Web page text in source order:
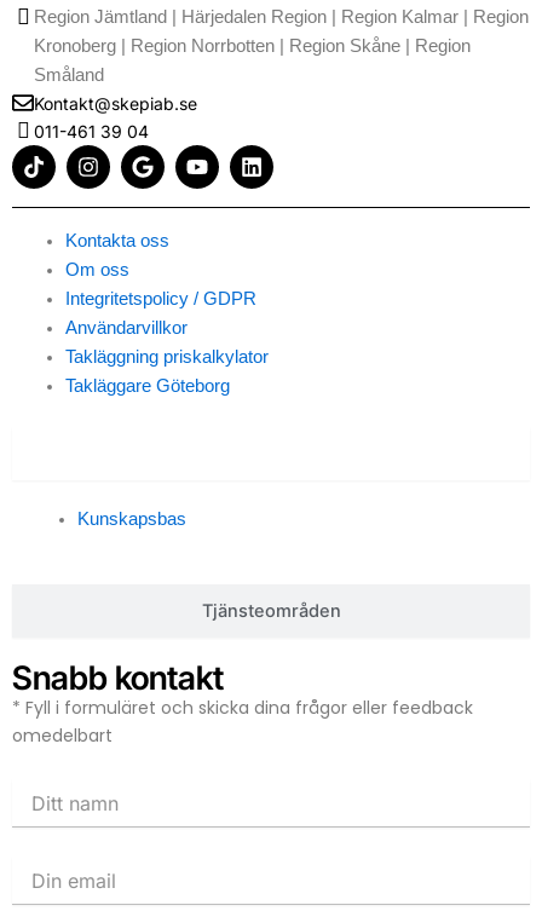
Region Jämtland | Härjedalen Region | Region Kalmar | Region
Kronoberg | Region Norrbotten | Region Skåne | Region
Småland
Kontakt@skepiab.se
011-461 39 04
T
i
k
I
n
s
a
g
r
a
m
G
o
o
l
Y
o
u
L
i
n
n
Kontakta oss
Om oss
Integritetspolicy / GDPR
Användarvillkor
Takläggning priskalkylator
Takläggare Göteborg
Tjänsteområden
Kunskapsbas
Snabb kontakt
* Fyll i formuläret och skicka dina frågor eller feedback
omedelbart